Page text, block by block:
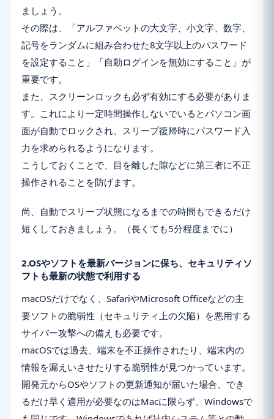
ましょう。
その際は、「アルファベットの大文字、小文字、数字、
記号をランダムに組み合わせた8文字以上のパスワード
を設定すること」「自動ログインを無効にすること」が
重要です。
また、スクリーンロックも必ず有効にする必要がありま
す。これにより一定時間操作しないでいるとパソコン画
面が自動でロックされ、スリープ復帰時にパスワード入
力を求められるようになります。
こうしておくことで、目を離した隙などに第三者に不正
操作されることを防げます。
尚、自動でスリープ状態になるまでの時間もできるだけ
短くしておきましょう。（長くても5分程度までに）
2.OSやソフトを最新バージョンに保ち、セキュリティソ
フトも最新の状態で利用する
macOSだけでなく、SafariやMicrosoft Officeなどの主
要ソフトの脆弱性（セキュリティ上の欠陥）を悪用する
サイバー攻撃への備えも必要です。
macOSでは過去、端末を不正操作されたり、端末内の
情報を漏えいさせたりする脆弱性が見つかっています。
開発元からOSやソフトの更新通知が届いた場合、でき
るだけ早く適用が必要なのはMacに限らず、Windowsで